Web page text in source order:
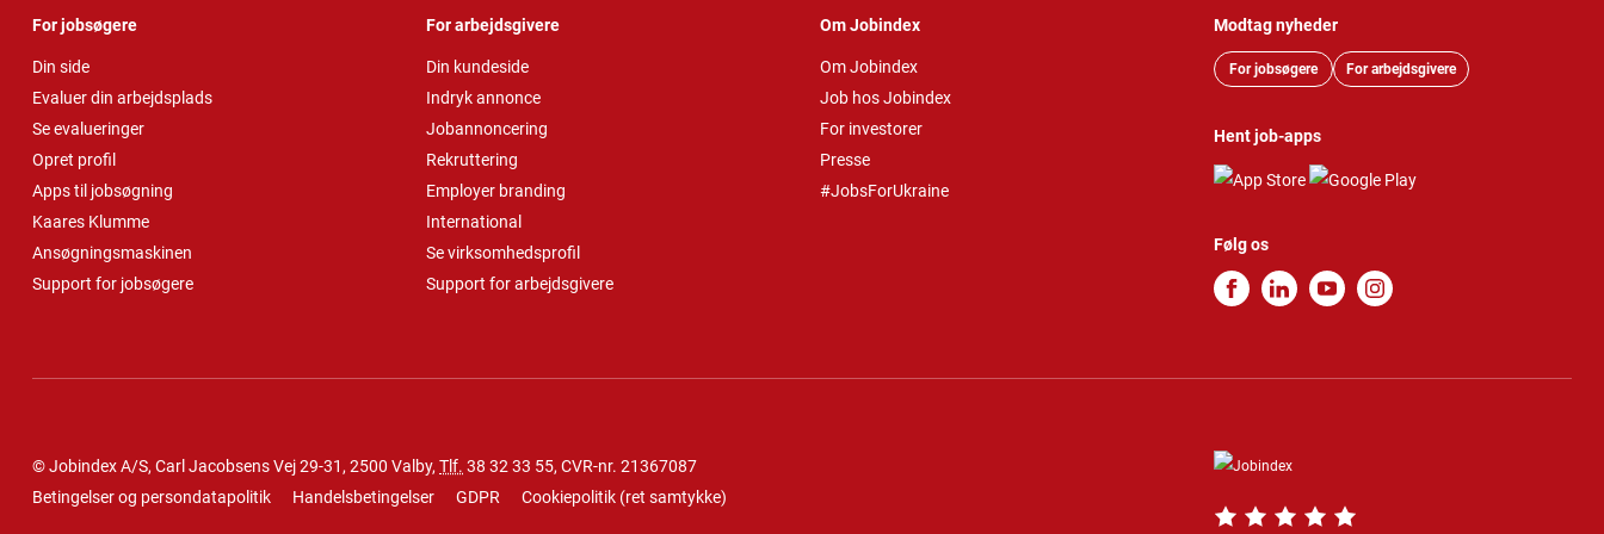
For jobsøgere
Din side
Evaluer din arbejdsplads
Se evalueringer
Opret profil
Apps til jobsøgning
Kaares Klumme
Ansøgningsmaskinen
Support for jobsøgere
For arbejdsgivere
Din kundeside
Indryk annonce
Jobannoncering
Rekruttering
Employer branding
International
Se virksomhedsprofil
Support for arbejdsgivere
Om Jobindex
Om Jobindex
Job hos Jobindex
For investorer
Presse
#JobsForUkraine
Modtag nyheder
For jobsøgere For arbejdsgivere
Hent job-apps
Følg os
© Jobindex A/S, Carl Jacobsens Vej 29-31, 2500 Valby, Tlf. 38 32 33 55, CVR-nr. 21367087
Betingelser og persondatapolitik
Handelsbetingelser GDPR Cookiepolitik (ret samtykke)